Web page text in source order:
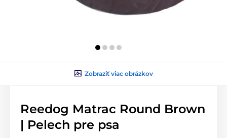
Zobraziť viac obrázkov
Reedog Matrac Round Brown
| Pelech pre psa